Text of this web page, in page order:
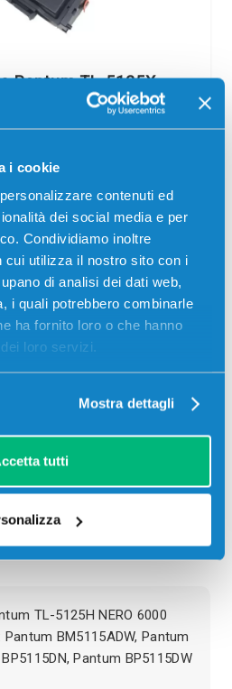
i cookie
contenuti ed
dei social media e per
Condividiamo inoltre
cui utilizza il nostro sito con i
di analisi dei dati web,
i quali potrebbero combinarle
ha fornito loro o che hanno
loro servizi.
Mostra dettagli
tutti
Pantum TL-5125X
Nero
TL-5125X NERO 15000
BM5115ADW, Pantum
Pantum BP5115DW
€
IN 24/48 ORE
al carrello
53
min
43
Visita la pagina prodotto per
TL-5125H NERO 6000
BM5115ADW, Pantum
Pantum BP5115DW